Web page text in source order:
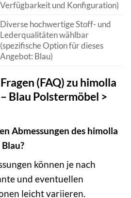
Verfügbarkeit und Konfiguration)
Diverse hochwertige Stoff- und
Lederqualitäten wählbar
(spezifische Option für dieses
Angebot: Blau)
(FAQ) zu himolla
Blau Polstermöbel >
Abmessungen des himolla
können je nach
und eventuellen
leicht variieren.